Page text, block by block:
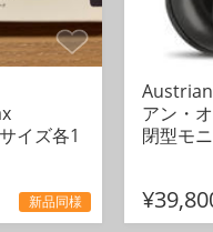
イズ各1
新品同様
アン・
閉型モ